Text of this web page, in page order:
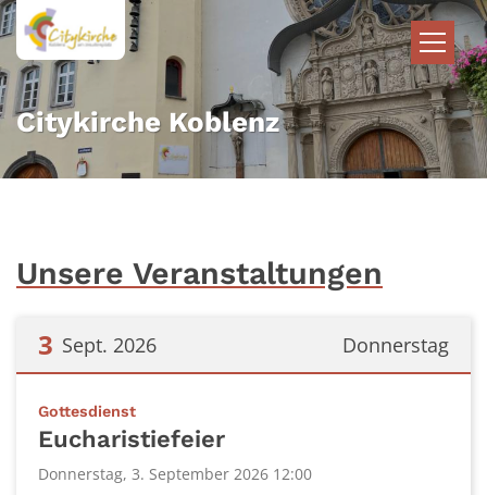
Zum Inhalt springen
Citykirche Koblenz
Unsere Veranstaltungen
Donnerstag
3 Sept. 2026
Gottesdienst:
Eucharistiefeier
Donnerstag, 3. September 2026 12:00